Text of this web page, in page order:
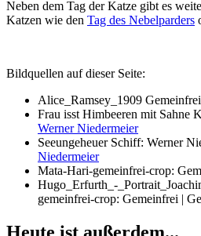
Neben dem Tag der Katze gibt es
Katzen wie den Tag des Nebelparders
Bildquellen auf dieser Seite:
Alice_Ramsey_1909
Frau isst Himbeeren mit Sahne
Werner Niedermeier
Seeungeheuer Schiff: Werner
Niedermeier
Mata-Hari-gemeinfrei-crop:
Hugo_Erfurth_-
gemeinfrei-crop: Gemeinfrei |